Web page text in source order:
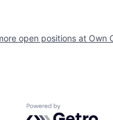
open positions at Own
Powered by